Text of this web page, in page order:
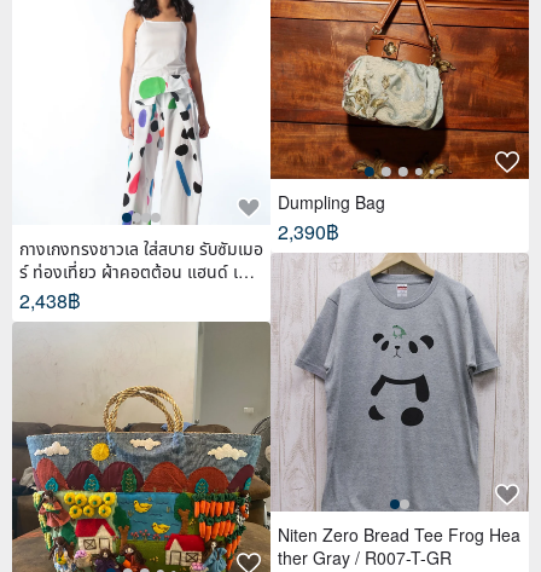
กางเกงทรงชาวเล ใส่สบาย รับซัมเมอ
ร์ ท่องเที่ยว ผ้าคอตต้อน แฮนด์ เพ้น
ท์
2,438฿
Dumpling Bag
2,390฿
Niten Zero Bread Tee Frog Hea
ther Gray / R007-T-GR